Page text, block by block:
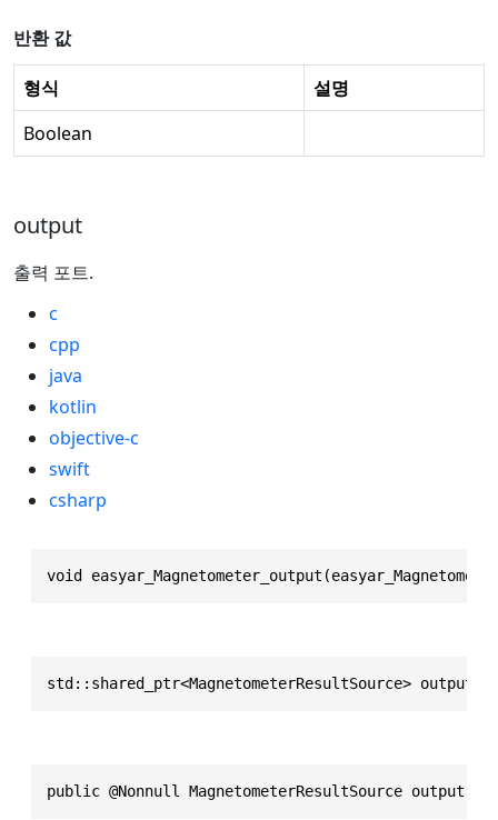
반환 값
형식
설명
Boolean
output
출력 포트.
c
cpp
java
kotlin
objective-c
swift
csharp
void
std::shared_ptr<MagnetometerResultSource> output()
public @Nonnull MagnetometerResultSource output()